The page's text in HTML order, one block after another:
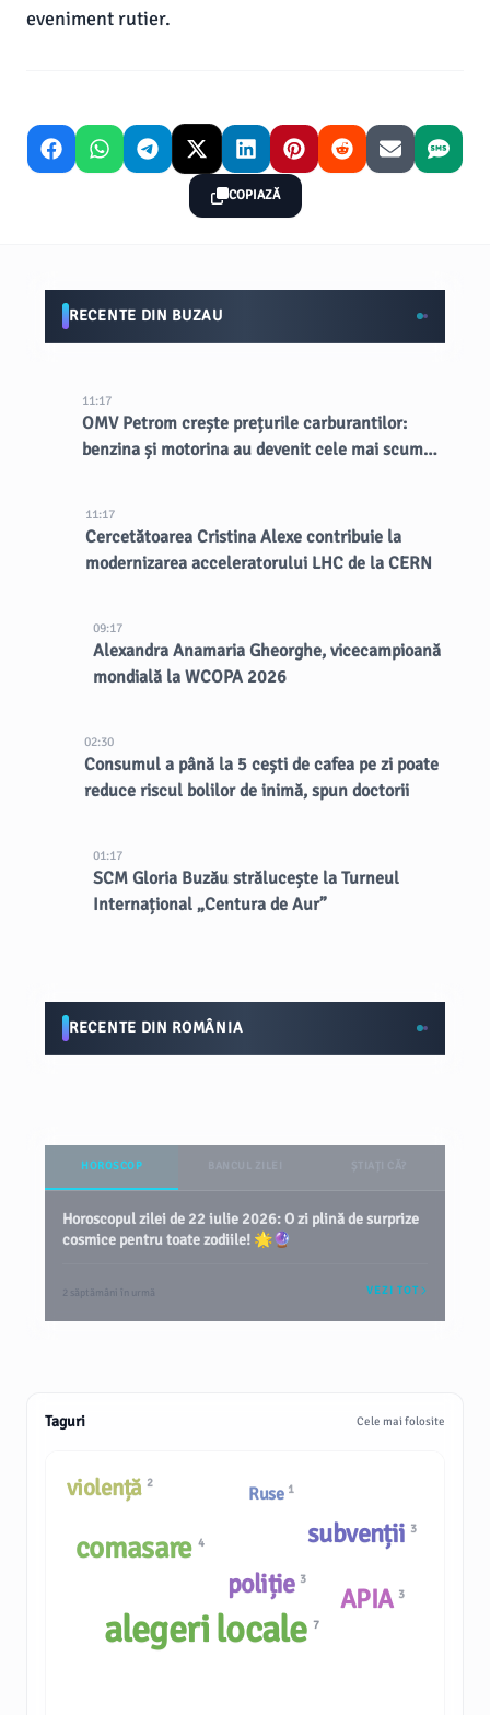
eveniment rutier.
COPIAZĂ
RECENTE DIN BUZAU
11:17
OMV Petrom crește prețurile carburantilor:
benzina și motorina au devenit cele mai scumpe
11:17
Cercetătoarea Cristina Alexe contribuie la
modernizarea acceleratorului LHC de la CERN
09:17
Alexandra Anamaria Gheorghe, vicecampioană
mondială la WCOPA 2026
02:30
Consumul a până la 5 cești de cafea pe zi poate
reduce riscul bolilor de inimă, spun doctorii
01:17
SCM Gloria Buzău strălucește la Turneul
Internațional „Centura de Aur”
RECENTE DIN ROMÂNIA
HOROSCOP
Horoscopul zilei de 22 iulie 2026: O zi plină de surprize
cosmice pentru toate zodiile! 🌟🔮
2 săptămâni în urmă VEZI TOT
Taguri Cele mai folosite
violență 2
Ruse 1
comasare 4
poliție 3
subvenții 3
alegeri locale7
APIA 3